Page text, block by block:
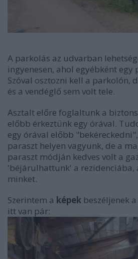
A parkolás az udvarban
ingyenesen, ahol egyébként
Szóval osztozni kell a parkolón,
és a vendéglő sem volt tele.
Asztalt előre foglaltunk a
előbb érkeztünk egy órával.
egy órával előbb
paraszt helyen vagyunk, de a
paraszt módján kedves volt a
'béjárulhattunk' a rezidenciába,
minket.
Szerintem a képek beszéljenek
itt van pár: